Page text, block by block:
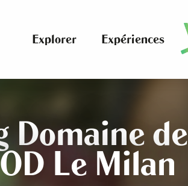
Explorer
Expériences
Domaine de
Le Milan